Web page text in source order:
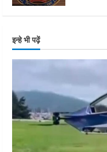
इन्हे भी पढ़ें